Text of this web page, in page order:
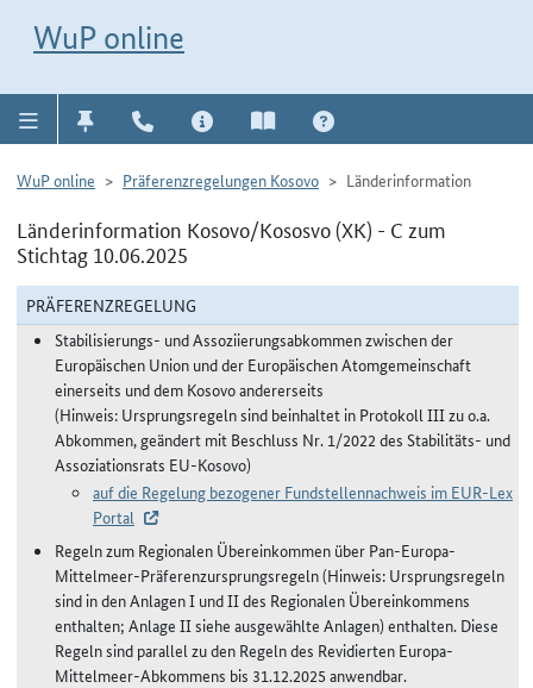
WuP online
WuP online Präferenzregelungen Kosovo Länderinformation
Länderinformation Kosovo/Kososvo (XK) - C zum
Stichtag 10.06.2025
PRÄFERENZREGELUNG
Stabilisierungs- und Assoziierungsabkommen zwischen der
Europäischen Union und der Europäischen Atomgemeinschaft
einerseits und dem Kosovo andererseits
(Hinweis: Ursprungsregeln sind beinhaltet in Protokoll III zu o.a.
Abkommen, geändert mit Beschluss Nr. 1/2022 des Stabilitäts- und
Assoziationsrats EU-Kosovo)
auf die Regelung bezogener Fundstellennachweis im EUR-Lex
Portal
Regeln zum Regionalen Übereinkommen über Pan-Europa-
Mittelmeer-Präferenzursprungsregeln (Hinweis: Ursprungsregeln
sind in den Anlagen I und II des Regionalen Übereinkommens
enthalten; Anlage II siehe ausgewählte Anlagen) enthalten. Diese
Regeln sind parallel zu den Regeln des Revidierten Europa-
Mittelmeer-Abkommens bis 31.12.2025 anwendbar.